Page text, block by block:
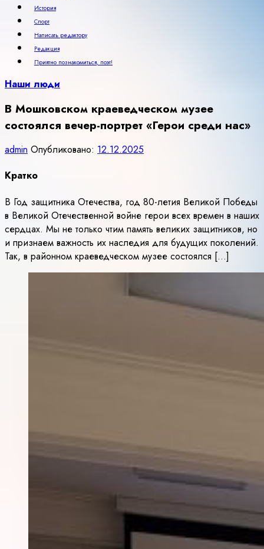
История
Спорт
Написать редактору
Редакция
Приятно познакомиться, поэт!
Наши люди
В Мошковском краеведческом музее
состоялся вечер-портрет «Герои среди нас»
admin Опубликовано: 12.12.2025
Кратко
В Год защитника Отечества, год 80-летия Великой Победы
в Великой Отечественной войне герои всех времен в наших
сердцах. Мы не только чтим память великих защитников, но
и признаем важность их наследия для будущих поколений.
Так, в районном краеведческом музее состоялся […]